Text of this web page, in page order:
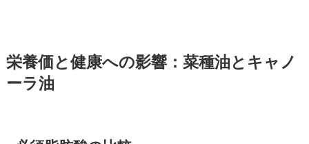
栄養価と健康への影響：菜種油とキャノ
ーラ油